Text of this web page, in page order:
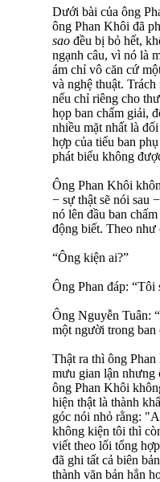
Dưới bài của ông
ông Phan Khôi đã
sao đều bị bỏ hết,
ngạnh câu, vì nó là
ám chỉ vô căn cứ
và nghệ thuật.
nếu chỉ riêng cho
họp ban chấm giải,
nhiều mặt nhất là
hợp của tiểu ban
phát biểu không
Ông Phan Khôi
− sự thật sẽ nói sau
nó lên đầu ban
động biết. Theo như
“Ông kiện ai?”
Ông Phan đáp: “Tôi
Ông Nguyễn Tuân:
một người trong ban
Thật ra thì ông
mưu gian lận nhưng
ông Phan Khôi
hiện thật là thành
góc nói nhỏ rằng:
không kiện tôi thì
viết theo lối tổng
đã ghi tất cả biên
thành văn bản hẳn